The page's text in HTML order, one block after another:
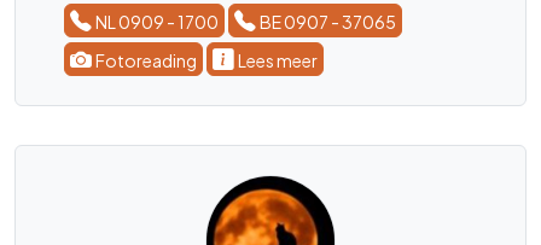
NL 0909 - 1700
BE 0907 - 37065
Fotoreading
Lees meer